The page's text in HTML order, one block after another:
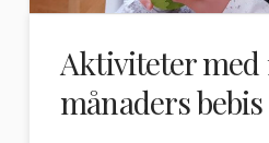
Aktiviteter med
månaders bebis